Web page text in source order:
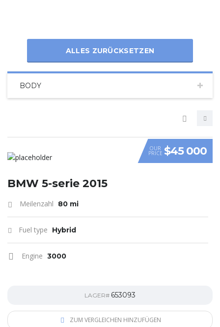
ALLES ZURÜCKSETZEN
BODY
VIDEO
OUR
PRICE $45 000
BMW 5-serie 2015
Meilenzahl 80 mi
Fuel type Hybrid
Engine 3000
LAGER# 653093
ZUM VERGLEICHEN HINZUFÜGEN